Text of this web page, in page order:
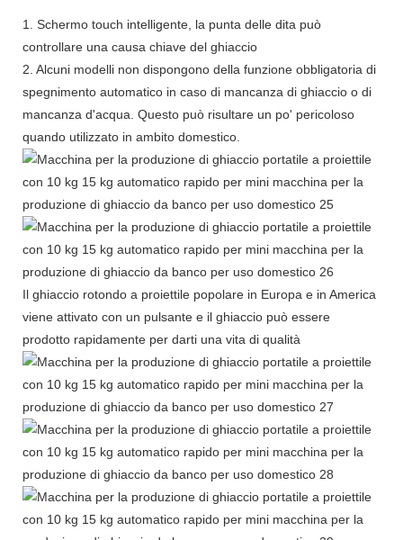
1. Schermo touch intelligente, la punta delle dita può
controllare una causa chiave del ghiaccio
2. Alcuni modelli non dispongono della funzione obbligatoria di
spegnimento automatico in caso di mancanza di ghiaccio o di
mancanza d'acqua. Questo può risultare un po' pericoloso
quando utilizzato in ambito domestico.
Il ghiaccio rotondo a proiettile popolare in Europa e in America
viene attivato con un pulsante e il ghiaccio può essere
prodotto rapidamente per darti una vita di qualità